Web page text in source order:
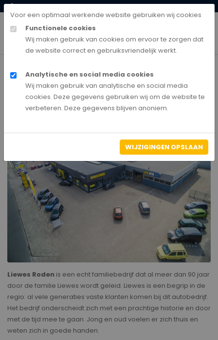
Voor een optimaal werkende website gebruiken wij cookies
Functionele cookies
Wij maken gebruik van cookies om ervoor te zorgen dat
de website correct en gebruiksvriendelijk werkt.
Analytische en social media cookies
Wij maken gebruik van analytische en social media
cookies. Deze gegevens gebruiken wij om de website te
verbeteren. Deze gegevens blijven anoniem.
WIJZIGINGEN OPSLAAN
0528-850135 klantenservice@autobedrijfnederland.nl
Home
Liewes Roden
Liewes Roden is een echt familiebedrijf dat al meer dan 90 jaar
door de familie Liewes wordt geleid. Liewes is een begrip in de
regio: al vele generaties vaste klanten komen bij dit autobedrijf.
Het bedrijf onderscheidt zich met een prachtige historie en door
met de tijd mee te gaan. Jong en oud voelen er zich thuis en
weten zich in goede handen.